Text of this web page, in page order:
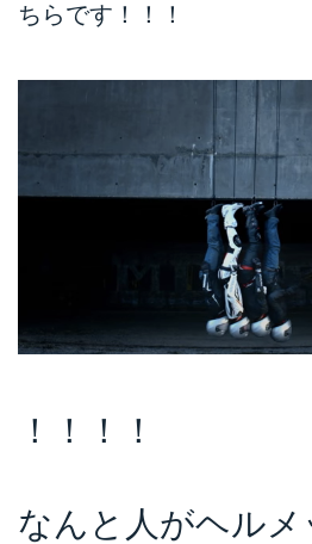
ちらです！！！
！！！！
なんと人がヘル